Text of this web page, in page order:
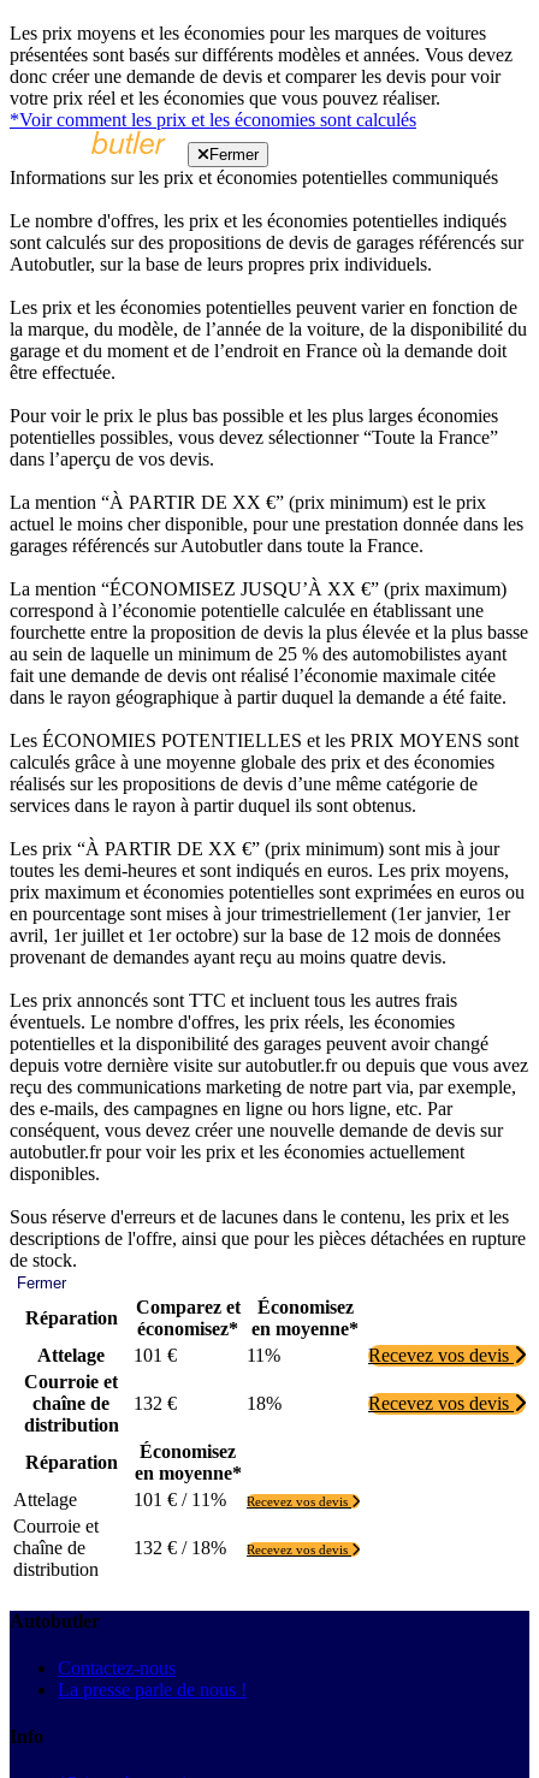
Les prix moyens et les économies pour les marques de voitures
présentées sont basés sur différents modèles et années. Vous devez
donc créer une demande de devis et comparer les devis pour voir
votre prix réel et les économies que vous pouvez réaliser.
*Voir comment les prix et les économies sont calculés
Fermer
Informations sur les prix et économies potentielles communiqués
Le nombre d'offres, les prix et les économies potentielles indiqués
sont calculés sur des propositions de devis de garages référencés sur
Autobutler, sur la base de leurs propres prix individuels.
Les prix et les économies potentielles peuvent varier en fonction de
la marque, du modèle, de l’année de la voiture, de la disponibilité du
garage et du moment et de l’endroit en France où la demande doit
être effectuée.
Pour voir le prix le plus bas possible et les plus larges économies
potentielles possibles, vous devez sélectionner “Toute la France”
dans l’aperçu de vos devis.
La mention “À PARTIR DE XX €” (prix minimum) est le prix
actuel le moins cher disponible, pour une prestation donnée dans les
garages référencés sur Autobutler dans toute la France.
La mention “ÉCONOMISEZ JUSQU’À XX €” (prix maximum)
correspond à l’économie potentielle calculée en établissant une
fourchette entre la proposition de devis la plus élevée et la plus basse
au sein de laquelle un minimum de 25 % des automobilistes ayant
fait une demande de devis ont réalisé l’économie maximale citée
dans le rayon géographique à partir duquel la demande a été faite.
Les ÉCONOMIES POTENTIELLES et les PRIX MOYENS sont
calculés grâce à une moyenne globale des prix et des économies
réalisés sur les propositions de devis d’une même catégorie de
services dans le rayon à partir duquel ils sont obtenus.
Les prix “À PARTIR DE XX €” (prix minimum) sont mis à jour
toutes les demi-heures et sont indiqués en euros. Les prix moyens,
prix maximum et économies potentielles sont exprimées en euros ou
en pourcentage sont mises à jour trimestriellement (1er janvier, 1er
avril, 1er juillet et 1er octobre) sur la base de 12 mois de données
provenant de demandes ayant reçu au moins quatre devis.
Les prix annoncés sont TTC et incluent tous les autres frais
éventuels. Le nombre d'offres, les prix réels, les économies
potentielles et la disponibilité des garages peuvent avoir changé
depuis votre dernière visite sur autobutler.fr ou depuis que vous avez
reçu des communications marketing de notre part via, par exemple,
des e-mails, des campagnes en ligne ou hors ligne, etc. Par
conséquent, vous devez créer une nouvelle demande de devis sur
autobutler.fr pour voir les prix et les économies actuellement
disponibles.
Sous réserve d'erreurs et de lacunes dans le contenu, les prix et les
descriptions de l'offre, ainsi que pour les pièces détachées en rupture
de stock.
Fermer
Réparation
Comparez et
économisez*
Économisez
en moyenne*
Attelage
101 € 11%
Recevez vos devis
Courroie et
chaîne de
distribution
132 € 18% Recevez vos devis
Réparation
Économisez
en moyenne*
Attelage
101 € / 11% Recevez vos devis
Courroie et
chaîne de
distribution
132 € / 18% Recevez vos devis
Autobutler
Contactez-nous
La presse parle de nous !
Info